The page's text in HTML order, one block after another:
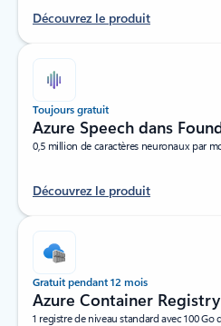
Découvrez le produit
Toujours gratuit
Azure Speech dans
0,5 million de caractères neuronaux par
Découvrez le produit
Gratuit pendant 12 mois
Azure Container Registry
1 registre de niveau standard avec 100 Go